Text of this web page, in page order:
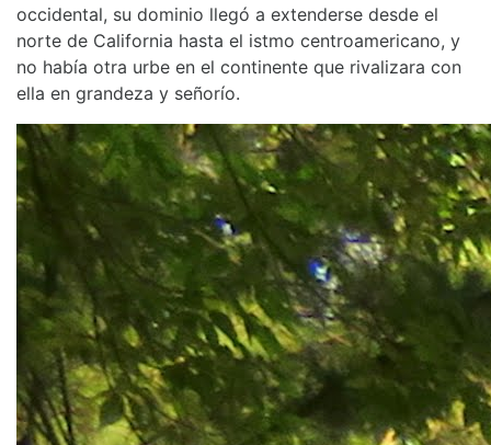
occidental, su dominio llegó a extenderse desde el
norte de California hasta el istmo centroamericano, y
no había otra urbe en el continente que rivalizara con
ella en grandeza y señorío.